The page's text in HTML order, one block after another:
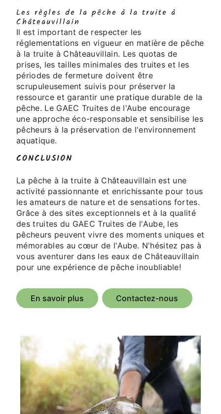
Les règles de la pêche à la truite à
Châteauvillain
Il est important de respecter les
réglementations en vigueur en matière de pêche
à la truite à Châteauvillain. Les quotas de
prises, les tailles minimales des truites et les
périodes de fermeture doivent être
scrupuleusement suivis pour préserver la
ressource et garantir une pratique durable de la
pêche. Le GAEC Truites de l'Aube encourage
une approche éco-responsable et sensibilise les
pêcheurs à la préservation de l'environnement
aquatique.
CONCLUSION
La pêche à la truite à Châteauvillain est une
activité passionnante et enrichissante pour tous
les amateurs de nature et de sensations fortes.
Grâce à des sites exceptionnels et à la qualité
des truites du GAEC Truites de l'Aube, les
pêcheurs peuvent vivre des moments uniques et
mémorables au cœur de l'Aube. N'hésitez pas à
vous aventurer dans les eaux de Châteauvillain
pour une expérience de pêche inoubliable!
En savoir plus Contactez-nous